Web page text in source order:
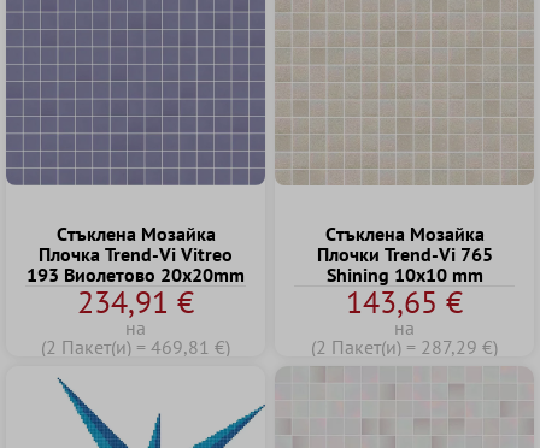
Cтъклена Mозайка
Плочка Trend-Vi Vitreo
193 Виолетово 20x20mm
234,91 €
на
(2 Пакет(и) = 469,81 €)
Cтъклена Mозайка
Плочки Trend-Vi 765
Shining 10x10 mm
143,65 €
на
(2 Пакет(и) = 287,29 €)